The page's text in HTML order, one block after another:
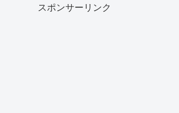
スポンサーリンク